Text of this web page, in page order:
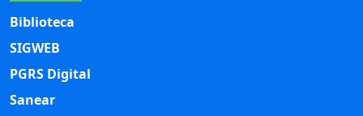
Biblioteca
SIGWEB
PGRS Digital
Sanear